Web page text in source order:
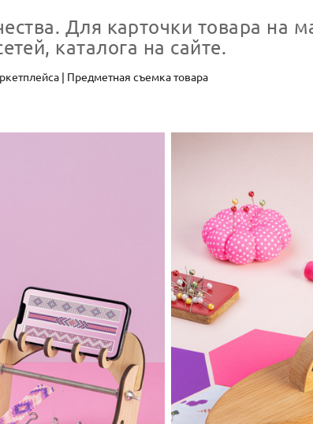
Для карточки товара на
каталога на сайте.
| Предметная съемка товара